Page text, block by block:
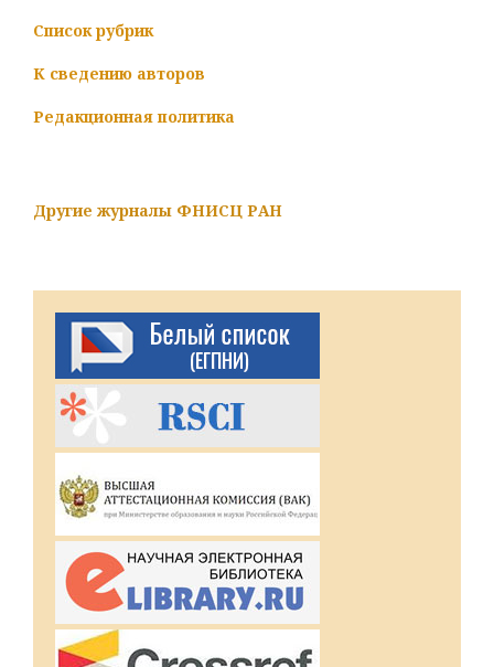
Список рубрик
К сведению авторов
Редакционная политика
Другие журналы ФНИСЦ РАН